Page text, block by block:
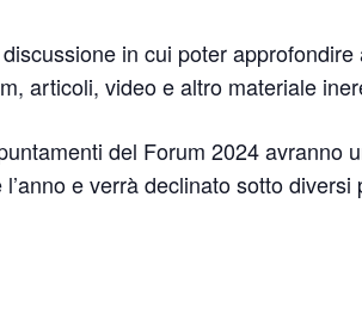
in cui poter
articoli, video e altro materiale
del Forum 2024 avranno
e verrà declinato sotto